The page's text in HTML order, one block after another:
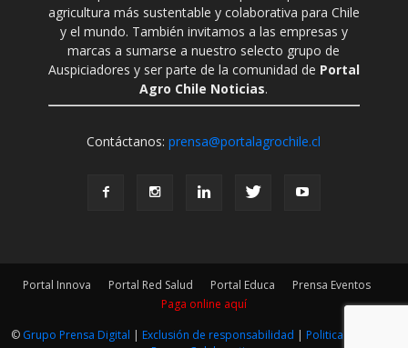
agricultura más sustentable y colaborativa para Chile
y el mundo. También invitamos a las empresas y
marcas a sumarse a nuestro selecto grupo de
Auspiciadores y ser parte de la comunidad de Portal
Agro Chile Noticias.
Contáctanos:prensa@portalagrochile.cl
Portal Innova Portal Red Salud Portal Educa
Prensa Eventos
Paga online aquí
© Grupo Prensa Digital | Exclusión de responsabilidad | Politica Editorial